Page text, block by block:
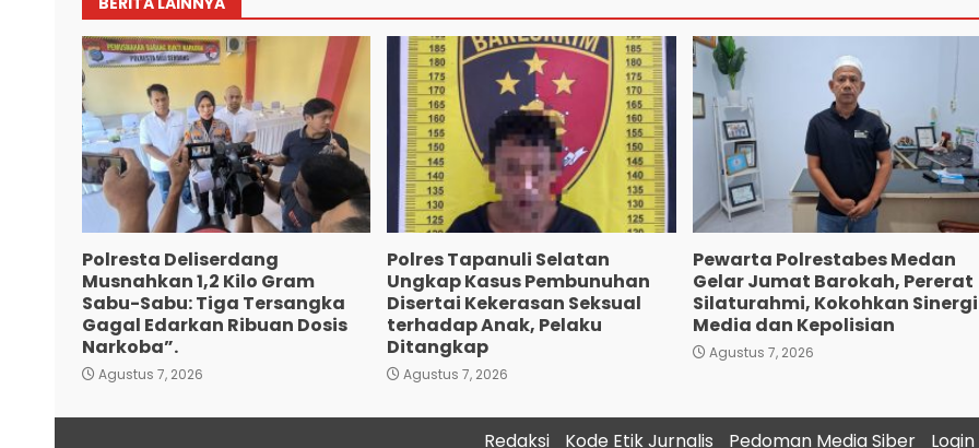
Polresta Deliserdang
Musnahkan 1,2 Kilo Gram
Sabu-Sabu: Tiga Tersangka
Gagal Edarkan Ribuan Dosis
Narkoba”.
Agustus 7, 2026
Polres Tapanuli Selatan
Ungkap Kasus Pembunuhan
Disertai Kekerasan Seksual
terhadap Anak, Pelaku
Ditangkap
Agustus 7, 2026
Pewarta Polrestabes Medan
Gelar Jumat Barokah, Pererat
Silaturahmi, Kokohkan Sinergi
Media dan Kepolisian
Agustus 7, 2026
Redaksi Kode Etik Jurnalis Pedoman Media Siber Login